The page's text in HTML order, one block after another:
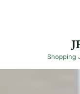
Shopping